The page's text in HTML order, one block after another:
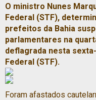
O ministro Nunes
Federal (STF),
prefeitos da Bahia
parlamentares na
deflagrada nesta
Federal (STF).
Foram afastados